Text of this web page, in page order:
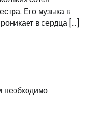
Его музыка в
в сердца […]
необходимо